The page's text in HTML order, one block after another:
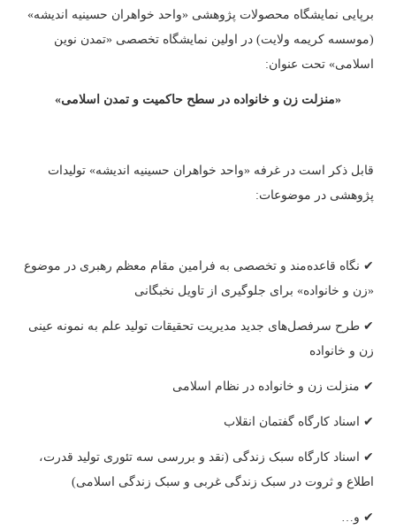
برپایی نمایشگاه محصولات پژوهشی «واحد خواهران حسینیه اندیشه»
(موسسه کریمه ولایت) در اولین نمایشگاه تخصصی «تمدن نوین
اسلامی» تحت عنوان:
«منزلت زن و خانواده در سطح حاکمیت و تمدن اسلامی»
قابل ذکر است در غرفه «واحد خواهران حسینیه اندیشه» تولیدات
پژوهشی در موضوعات:
✔ نگاه قاعده‌مند و تخصصی به فرامین مقام معظم رهبری در موضوع
«زن و خانواده» برای جلوگیری از تاویل نخبگانی
✔ طرح سرفصل‌های جدید مدیریت تحقیقات تولید علم به نمونه عینی
زن و خانواده
✔ منزلت زن و خانواده در نظام اسلامی
✔ اسناد کارگاه‌ گفتمان انقلاب
✔ اسناد کارگاه‌ سبک زندگی (نقد و بررسی سه تئوری تولید قدرت،
اطلاع و ثروت در سبک زندگی غربی و سبک زندگی اسلامی)
✔ و…